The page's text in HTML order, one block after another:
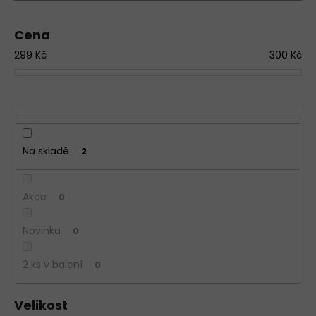
r
d
u
Cena
299 Kč 300 Kč
Na skladě 2
Akce 0
Novinka 0
2 ks v balení 0
Velikost
j
í
o
p